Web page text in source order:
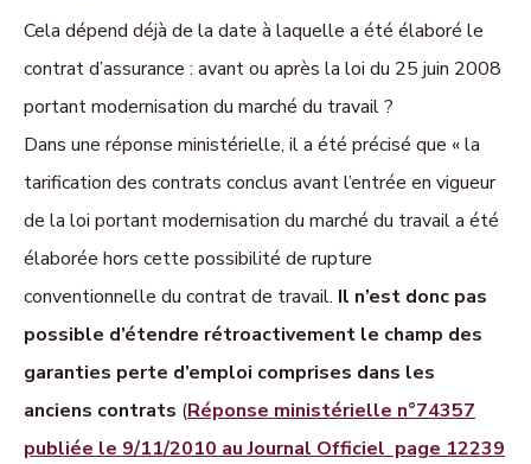
Cela dépend déjà de la date à laquelle a été élaboré le
contrat d’assurance : avant ou après la loi du 25 juin 2008
portant modernisation du marché du travail ?
Dans une réponse ministérielle, il a été précisé que « la
tarification des contrats conclus avant l’entrée en vigueur
de la loi portant modernisation du marché du travail a été
élaborée hors cette possibilité de rupture
conventionnelle du contrat de travail. Il n’est donc pas
possible d’étendre rétroactivement le champ des
garanties perte d’emploi comprises dans les
anciens contrats (Réponse ministérielle n°74357
publiée le 9/11/2010 au Journal Officiel page 12239